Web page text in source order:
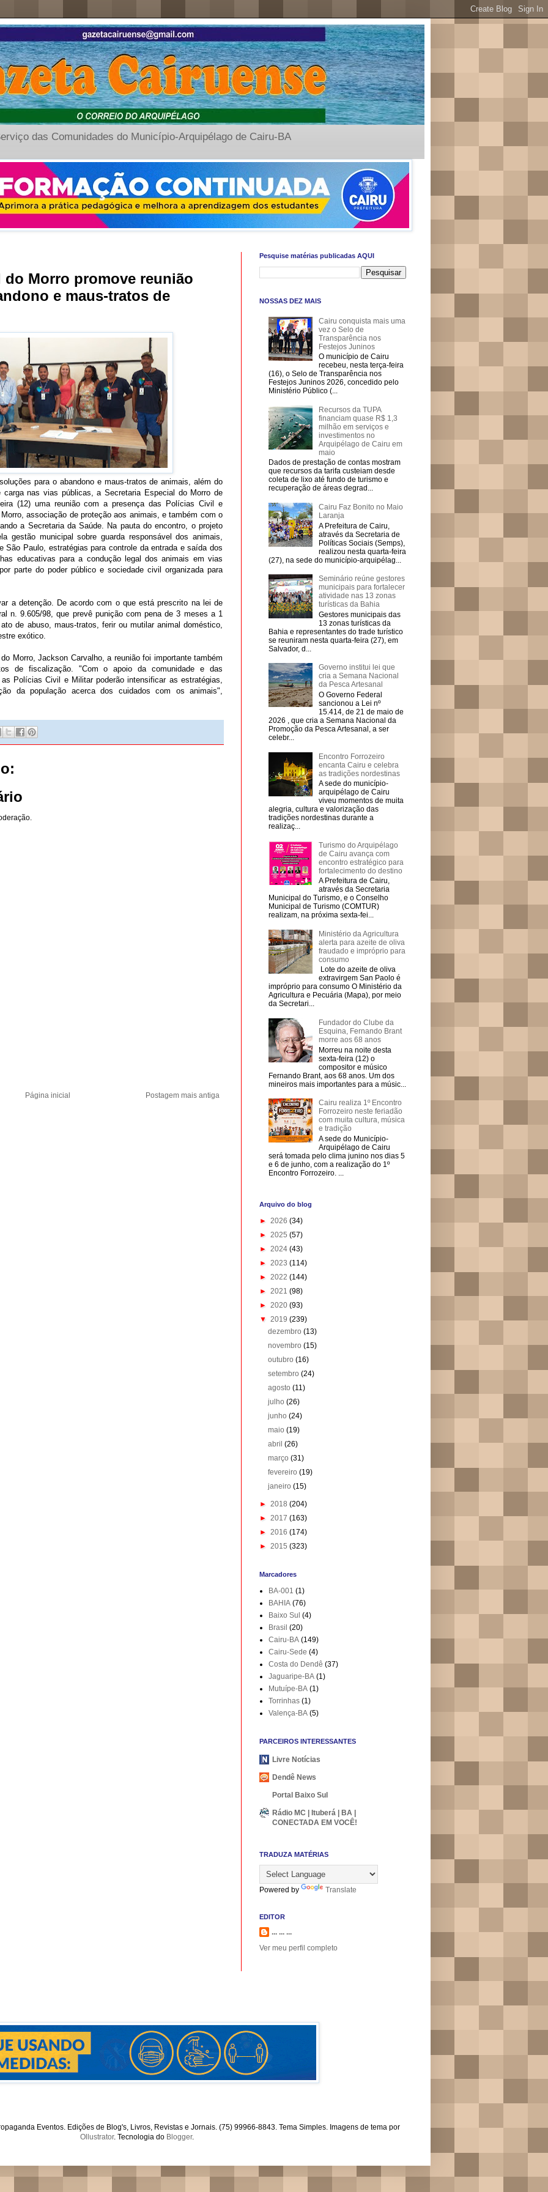
das Comunidades do Município-Arquipélago de Cairu-BA
do Morro promove reunião
e maus-tratos de
para o abandono e maus-tratos de animais, além do
carga nas vias públicas, a Secretaria Especial do Morro de
(12) uma reunião com a presença das Polícias Civil e
associação de proteção aos animais, e também com o
a Secretaria da Saúde. Na pauta do encontro, o projeto
gestão municipal sobre guarda responsável dos animais,
São Paulo, estratégias para controle da entrada e saída dos
educativas para a condução legal dos animais em vias
parte do poder público e sociedade civil organizada para
a detenção. De acordo com o que está prescrito na lei de
n. 9.605/98, que prevê punição com pena de 3 meses a 1
de abuso, maus-tratos, ferir ou mutilar animal doméstico,
exótico.
Morro, Jackson Carvalho, a reunião foi importante também
de fiscalização. "Com o apoio da comunidade e das
Polícias Civil e Militar poderão intensificar as estratégias,
da população acerca dos cuidados com os animais",
Postagem mais antiga
Página inicial
Pesquise matérias publicadas AQUI
NOSSAS DEZ MAIS
Cairu conquista mais uma
vez o Selo de
Transparência nos
Festejos Juninos
O município de Cairu
recebeu, nesta terça-feira
(16), o Selo de Transparência nos
Festejos Juninos 2026, concedido pelo
Ministério Público (...
Recursos da TUPA
financiam quase R$ 1,3
milhão em serviços e
investimentos no
Arquipélago de Cairu em
maio
Dados de prestação de contas mostram
que recursos da tarifa custeiam desde
coleta de lixo até fundo de turismo e
recuperação de áreas degrad...
Cairu Faz Bonito no Maio
Laranja
A Prefeitura de Cairu,
através da Secretaria de
Políticas Sociais (Semps),
realizou nesta quarta-feira
(27), na sede do município-arquipélag...
Seminário reúne gestores
municipais para fortalecer
atividade nas 13 zonas
turísticas da Bahia
Gestores municipais das
13 zonas turísticas da
Bahia e representantes do trade turístico
se reuniram nesta quarta-feira (27), em
Salvador, d...
Governo institui lei que
cria a Semana Nacional
da Pesca Artesanal
O Governo Federal
sancionou a Lei nº
15.414, de 21 de maio de
2026 , que cria a Semana Nacional da
Promoção da Pesca Artesanal, a ser
celebr...
Encontro Forrozeiro
encanta Cairu e celebra
as tradições nordestinas
A sede do município-
arquipélago de Cairu
viveu momentos de muita
alegria, cultura e valorização das
tradições nordestinas durante a
realizaç...
Turismo do Arquipélago
de Cairu avança com
encontro estratégico para
fortalecimento do destino
A Prefeitura de Cairu,
através da Secretaria
Municipal do Turismo, e o Conselho
Municipal de Turismo (COMTUR)
realizam, na próxima sexta-fei...
Ministério da Agricultura
alerta para azeite de oliva
fraudado e impróprio para
consumo
Lote do azeite de oliva
extravirgem San Paolo é
impróprio para consumo O Ministério da
Agricultura e Pecuária (Mapa), por meio
da Secretari...
Fundador do Clube da
Esquina, Fernando Brant
morre aos 68 anos
Morreu na noite desta
sexta-feira (12) o
compositor e músico
Fernando Brant, aos 68 anos. Um dos
mineiros mais importantes para a músic...
Cairu realiza 1º Encontro
Forrozeiro neste feriadão
com muita cultura, música
e tradição
A sede do Município-
Arquipélago de Cairu
será tomada pelo clima junino nos dias 5
e 6 de junho, com a realização do 1º
Encontro Forrozeiro. ...
Arquivo do blog
► 2026 (34)
► 2025 (57)
► 2024 (43)
► 2023 (114)
► 2022 (144)
► 2021 (98)
► 2020 (93)
▼ 2019 (239)
dezembro(13)
novembro(15)
outubro(16)
setembro(24)
agosto(11)
julho(26)
junho(24)
maio(19)
abril(26)
março(31)
fevereiro(19)
janeiro(15)
► 2018 (204)
► 2017 (163)
► 2016 (174)
► 2015 (323)
Marcadores
BA-001 (1)
BAHIA (76)
Baixo Sul (4)
Brasil (20)
Cairu-BA (149)
Cairu-Sede (4)
Costa do Dendê (37)
Jaguaripe-BA (1)
Mutuípe-BA (1)
Torrinhas (1)
Valença-BA (5)
PARCEIROS INTERESSANTES
Livre Notícias
Dendê News
Portal Baixo Sul
Rádio MC | Ituberá | BA |
CONECTADA EM VOCÊ!
TRADUZA MATÉRIAS
Powered by Translate
EDITOR
... ... ...
Ver meu perfil completo
Eventos. Edições de Blog's, Livros, Revistas e Jornais. (75) 99966-8843. Tema Simples. Imagens de tema por
Ollustrator. Tecnologia do Blogger.